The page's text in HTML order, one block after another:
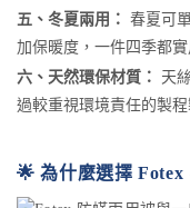
五、冬夏兩用： 春夏可
加保暖度，一件四季都實
六、天然環保材質：
天
過較重視環境責任的製
🌟 為什麼選擇 Fotex